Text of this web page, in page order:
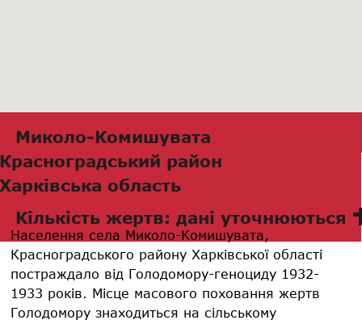
Миколо-Комишувата
Красноградський район
Харківська область
Кількість жертв: дані уточнюються
Населення села Миколо-Комишувата,
Красноградського району Харківської області
постраждало від Голодомору-геноциду 1932-
1933 років. Місце масового поховання жертв
Голодомору знаходиться на сільському